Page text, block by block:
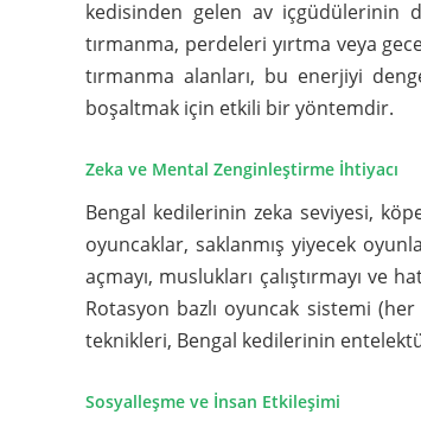
kedisinden gelen av içgüdülerinin
tırmanma, perdeleri yırtma veya
tırmanma alanları, bu enerjiyi
boşaltmak için etkili bir yöntemdir.
Zeka ve Mental Zenginleştirme İhtiyacı
Bengal kedilerinin zeka seviyesi,
oyuncaklar, saklanmış yiyecek
açmayı, muslukları çalıştırmayı ve
Rotasyon bazlı oyuncak sistemi
teknikleri, Bengal kedilerinin
Sosyalleşme ve İnsan Etkileşimi